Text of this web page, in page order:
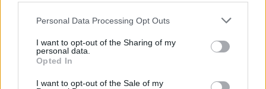
Personal Data Processing Opt Outs
I want to opt-out of the Sharing of my
personal data.
Opted In
I want to opt-out of the Sale of my
che strilla “ci avete pugnalato alle spalle”. E
niente, non accade letteralmente niente, in un
continuo buco nero infinito della politica e della